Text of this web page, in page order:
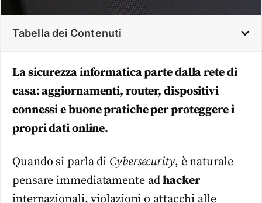
Tabella dei Contenuti
La sicurezza informatica parte dalla rete di
casa: aggiornamenti, router, dispositivi
connessi e buone pratiche per proteggere i
propri dati online.
Quando si parla di Cybersecurity, è naturale
pensare immediatamente adhacker
internazionali, violazioni o attacchi alle